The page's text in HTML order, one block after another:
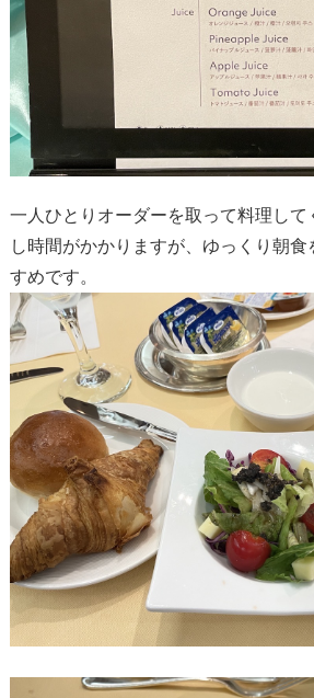
一人ひとりオーダーを取って料理して
し時間がかかりますが、ゆっくり朝
すめです。